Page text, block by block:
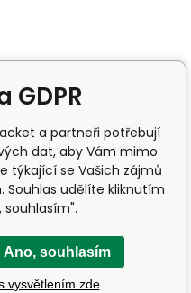
GDPR
a partneři potřebují
dat, aby Vám mimo
týkající se Vašich zájmů
Souhlas udělíte kliknutím
souhlasím".
Ano, souhlasím
vysvětlením zde